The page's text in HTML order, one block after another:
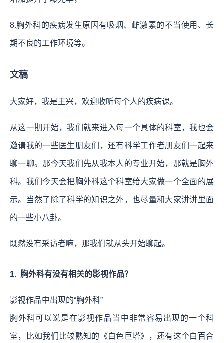
8.胸外科的疾病发生原因有吸烟、雌激素的不当使用、长
期不良的工作环境等。
文稿
大家好，我是王兴，欢迎收听每个人的疾病课。
从这一期开始，我们就来进入每一个具体的科室，我也会
邀请我的一些医生朋友们，还有科学工作者朋友们一起来
聊一聊。那今天我们先从我本人的专业开始，那就是胸外
科。我们今天会把胸外科这个科室给大家做一个全面的展
示。当然了除了科学的知识之外，也尽量和大家讲讲里面
的一些小八卦。
既然没有采访者嘛，那我们就从头开始聊起。
1. 胸外科有没有相关的影视作品？
影视作品中出现的“胸外科”
胸外科可以说是在影视作品当中非常容易出现的一个科
室，比如我们比较熟知的《白色巨塔》，还有这个白百合